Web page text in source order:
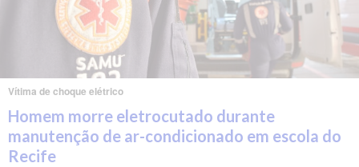
Vítima de choque elétrico
Homem morre eletrocutado durante
manutenção de ar-condicionado em escola do
Recife